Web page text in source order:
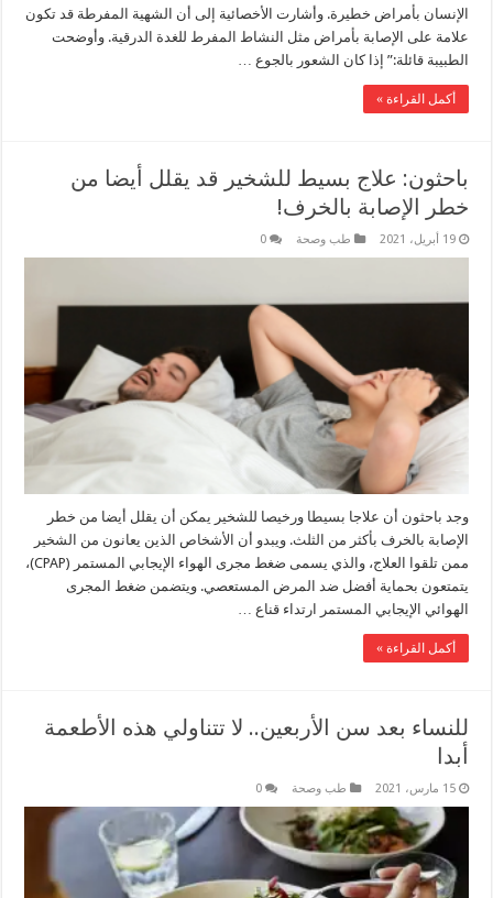
الإنسان بأمراض خطيرة. وأشارت الأخصائية إلى أن الشهية المفرطة قد تكون
علامة على الإصابة بأمراض مثل النشاط المفرط للغدة الدرقية. وأوضحت
الطبيبة قائلة:” إذا كان الشعور بالجوع …
أكمل القراءة »
باحثون: علاج بسيط للشخير قد يقلل أيضا من
خطر الإصابة بالخرف!
19 أبريل، 2021 طب وصحة 0
وجد باحثون أن علاجا بسيطا ورخيصا للشخير يمكن أن يقلل أيضا من خطر
الإصابة بالخرف بأكثر من الثلث. ويبدو أن الأشخاص الذين يعانون من الشخير
ممن تلقوا العلاج، والذي يسمى ضغط مجرى الهواء الإيجابي المستمر (CPAP)،
يتمتعون بحماية أفضل ضد المرض المستعصي. ويتضمن ضغط المجرى
الهوائي الإيجابي المستمر ارتداء قناع …
أكمل القراءة »
للنساء بعد سن الأربعين.. لا تتناولي هذه الأطعمة
أبدا
15 مارس، 2021 طب وصحة 0